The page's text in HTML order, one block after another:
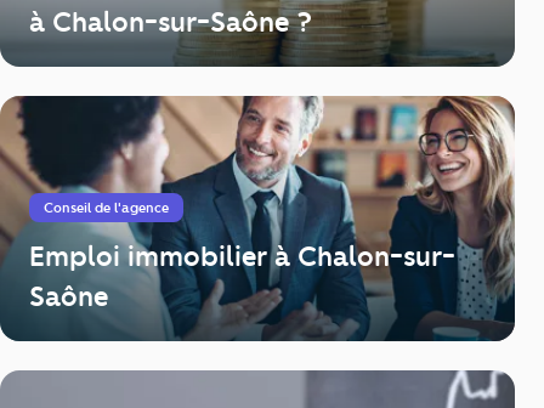
à Chalon-sur-Saône ?
Conseil de l'agence
Emploi immobilier à Chalon-sur-
Saône